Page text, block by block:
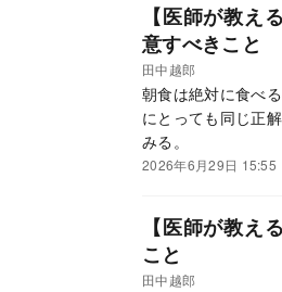
【医師が教え
意すべきこと
田中越郎
朝食は絶対に食べ
にとっても同じ正
みる。
2026年6月29日 15:55
【医師が教え
こと
田中越郎